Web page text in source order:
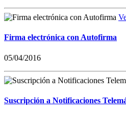
Firma electrónica con Autofirma
05/04/2016
Suscripción a Notificaciones